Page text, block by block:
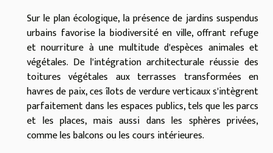
Sur le plan écologique, la présence de jardins suspendus
urbains favorise la biodiversité en ville, offrant refuge
et nourriture à une multitude d'espèces animales et
végétales. De l'intégration architecturale réussie des
toitures végétales aux terrasses transformées en
havres de paix, ces îlots de verdure verticaux s'intègrent
parfaitement dans les espaces publics, tels que les parcs
et les places, mais aussi dans les sphères privées,
comme les balcons ou les cours intérieures.